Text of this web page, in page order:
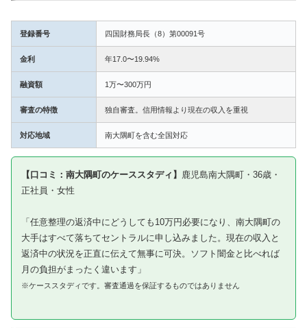
登録番号 四国財務局長（8）第00091号
金利 年17.0〜19.94%
融資額 1万〜300万円
審査の特徴 独自審査。信用情報より現在の収入を重視
対応地域 南大隅町を含む全国対応
【口コミ：南大隅町のケーススタディ】
鹿児島南大隅町・36歳・
正社員・女性
「任意整理の返済中にどうしても10万円必要になり、南大隅町の
大手はすべて落ちてセントラルに申し込みました。現在の収入と
返済中の状況を正直に伝えて無事に可決。ソフト闇金と比べれば
月の負担がまったく違います」
※ケーススタディです。審査通過を保証するものではありません